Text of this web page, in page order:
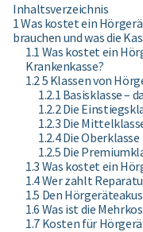
Inhaltsverzeichnis
1 Was kostet ein
brauchen und was die
1.1 Was kostet ein
Krankenkasse?
1.2 5 Klassen von
1.2.1 Basisklasse –
1.2.2 Die
1.2.3 Die
1.2.4 Die Oberklasse
1.2.5 Die
1.3 Was kostet ein
1.4 Wer zahlt
1.5 Den
1.6 Was ist die
1.7 Kosten für